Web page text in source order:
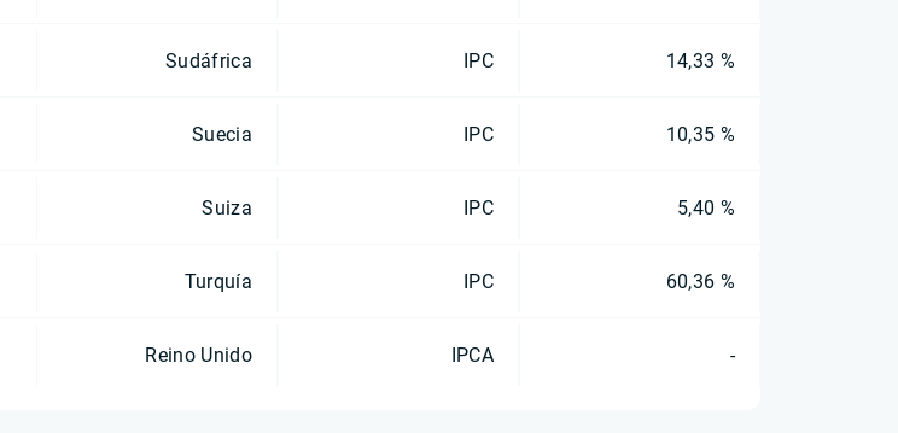
Sudáfrica IPC 14,33 %
Suecia IPC 10,35 %
Suiza IPC 5,40 %
Turquía IPC 60,36 %
Reino Unido IPCA -